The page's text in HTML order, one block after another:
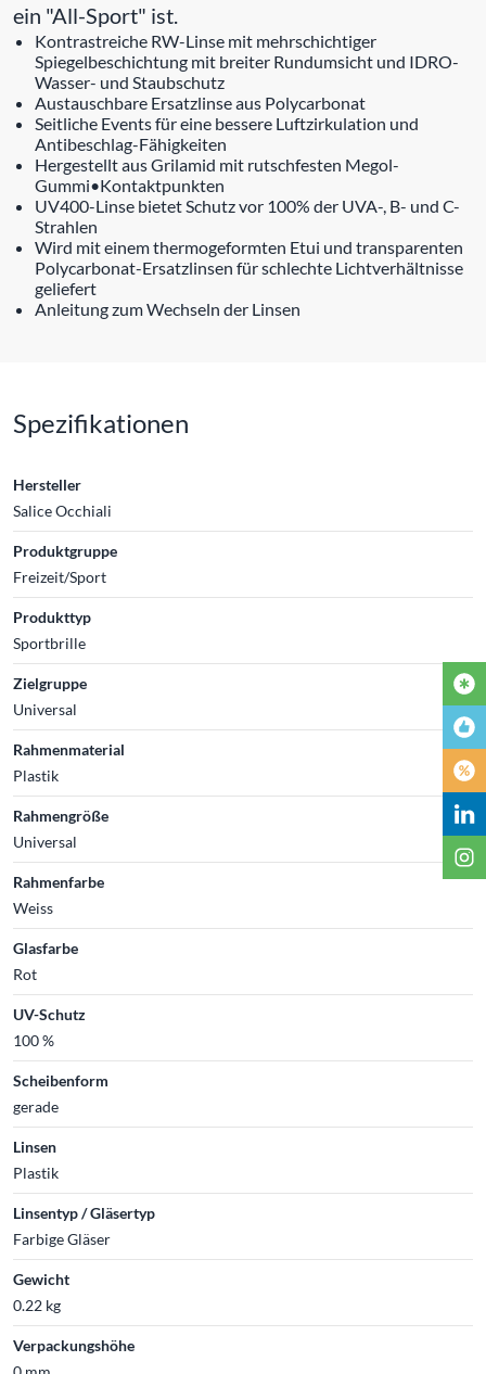
ein "All-Sport" ist.
Kontrastreiche RW-Linse mit mehrschichtiger
Spiegelbeschichtung mit breiter Rundumsicht und IDRO-
Wasser- und Staubschutz
Austauschbare Ersatzlinse aus Polycarbonat
Seitliche Events für eine bessere Luftzirkulation und
Antibeschlag-Fähigkeiten
Hergestellt aus Grilamid mit rutschfesten Megol-
Gummi•Kontaktpunkten
UV400-Linse bietet Schutz vor 100% der UVA-, B- und C-
Strahlen
Wird mit einem thermogeformten Etui und transparenten
Polycarbonat-Ersatzlinsen für schlechte Lichtverhältnisse
geliefert
Anleitung zum Wechseln der Linsen
Spezifikationen
Hersteller
Salice Occhiali
Produktgruppe
Freizeit/Sport
Produkttyp
Sportbrille
Zielgruppe
Universal
Rahmenmaterial
Plastik
Rahmengröße
Universal
Rahmenfarbe
Weiss
Glasfarbe
Rot
UV-Schutz
100 %
Scheibenform
gerade
Linsen
Plastik
Linsentyp / Gläsertyp
Farbige Gläser
Gewicht
0.22 kg
Verpackungshöhe